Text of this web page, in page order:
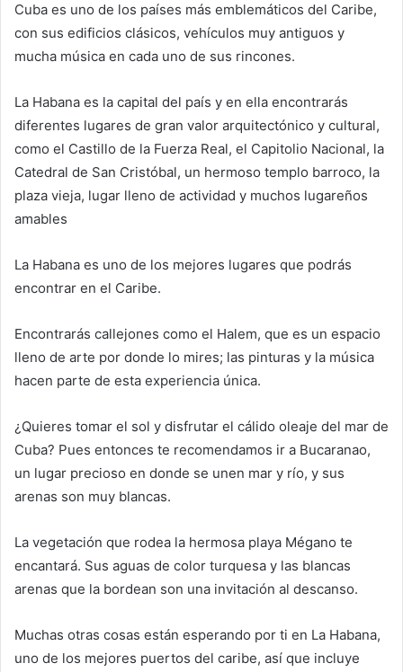
Cuba es uno de los países más emblemáticos del Caribe,
con sus edificios clásicos, vehículos muy antiguos y
mucha música en cada uno de sus rincones.
La Habana es la capital del país y en ella encontrarás
diferentes lugares de gran valor arquitectónico y cultural,
como el Castillo de la Fuerza Real, el Capitolio Nacional, la
Catedral de San Cristóbal, un hermoso templo barroco, la
plaza vieja, lugar lleno de actividad y muchos lugareños
amables
La Habana es uno de los mejores lugares que podrás
encontrar en el Caribe.
Encontrarás callejones como el Halem, que es un espacio
lleno de arte por donde lo mires; las pinturas y la música
hacen parte de esta experiencia única.
¿Quieres tomar el sol y disfrutar el cálido oleaje del mar de
Cuba? Pues entonces te recomendamos ir a Bucaranao,
un lugar precioso en donde se unen mar y río, y sus
arenas son muy blancas.
La vegetación que rodea la hermosa playa Mégano te
encantará. Sus aguas de color turquesa y las blancas
arenas que la bordean son una invitación al descanso.
Muchas otras cosas están esperando por ti en La Habana,
uno de los mejores puertos del caribe, así que incluye